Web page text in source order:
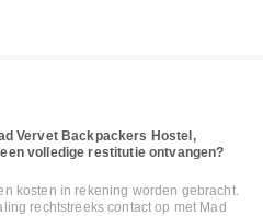
Vervet Backpackers Hostel,
volledige restitutie ontvangen?
kosten in rekening worden gebracht.
rechtstreeks contact op met Mad